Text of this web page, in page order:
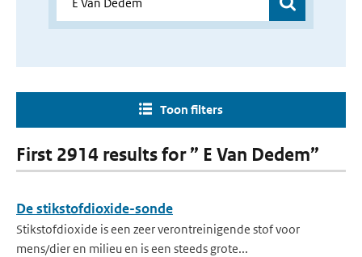
Toon filters
First 2914 results for ” E Van Dedem”
De stikstofdioxide-sonde
Stikstofdioxide is een zeer verontreinigende stof voor
mens/dier en milieu en is een steeds grote...